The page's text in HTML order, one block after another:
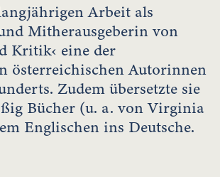
Arbeit als
Mitherausgeberin von
Kritik‹ eine der
österreichischen Autorinnen
Zudem übersetzte sie
Bücher (u. a. von Virginia
Englischen ins Deutsche.